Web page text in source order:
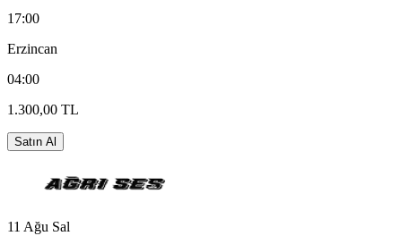
17:00
Erzincan
04:00
1.300,00 TL
Satın Al
11 Ağu Sal